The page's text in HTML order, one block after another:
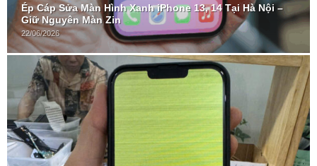
Ép Cáp Sửa Màn Hình Xanh iPhone 13, 14 Tại Hà Nội –
Giữ Nguyên Màn Zin
22/06/2026